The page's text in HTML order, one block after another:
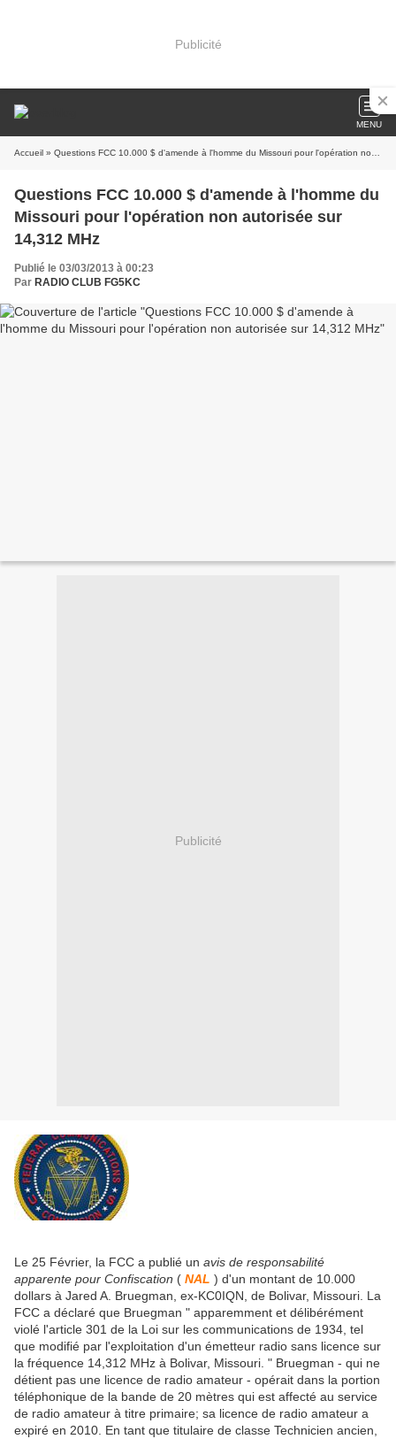
Publicité
MENU
Accueil » Questions FCC 10.000 $ d'amende à l'homme du Missouri pour l'opération non autorisée sur 14,312 MHz
Questions FCC 10.000 $ d'amende à l'homme du
Missouri pour l'opération non autorisée sur
14,312 MHz
Publié le 03/03/2013 à 00:23
Par RADIO CLUB FG5KC
Publicité
Le 25 Février, la FCC a publié un avis de responsabilité
apparente pour Confiscation ( NAL ) d'un montant de 10.000
dollars à Jared A. Bruegman, ex-KC0IQN, de Bolivar, Missouri. La
FCC a déclaré que Bruegman " apparemment et délibérément
violé l'article 301 de la Loi sur les communications de 1934, tel
que modifié par l'exploitation d'un émetteur radio sans licence sur
la fréquence 14,312 MHz à Bolivar, Missouri. " Bruegman - qui ne
détient pas une licence de radio amateur - opérait dans la portion
téléphonique de la bande de 20 mètres qui est affecté au service
de radio amateur à titre primaire; sa licence de radio amateur a
expiré en 2010. En tant que titulaire de classe Technicien ancien,